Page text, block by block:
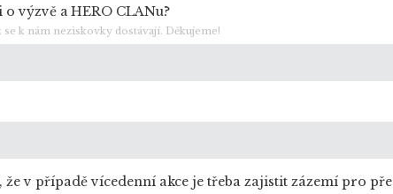
o výzvě a HERO CLANu?
se k nám neziskovky dostávají. Děkujeme!
že v případě vícedenní akce je třeba zajistit zázemí pro